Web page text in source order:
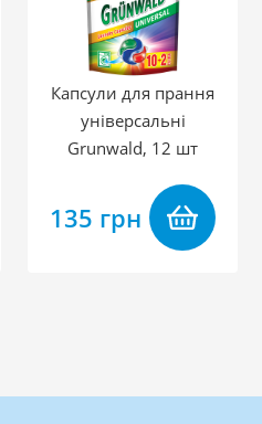
Капсули для прання
універсальні
Grunwald, 12 шт
135 грн